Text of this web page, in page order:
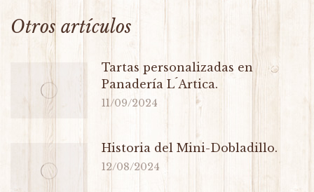
Otros artículos
Tartas personalizadas en
Panadería L´Artica.
11/09/2024
Historia del Mini-Dobladillo.
12/08/2024